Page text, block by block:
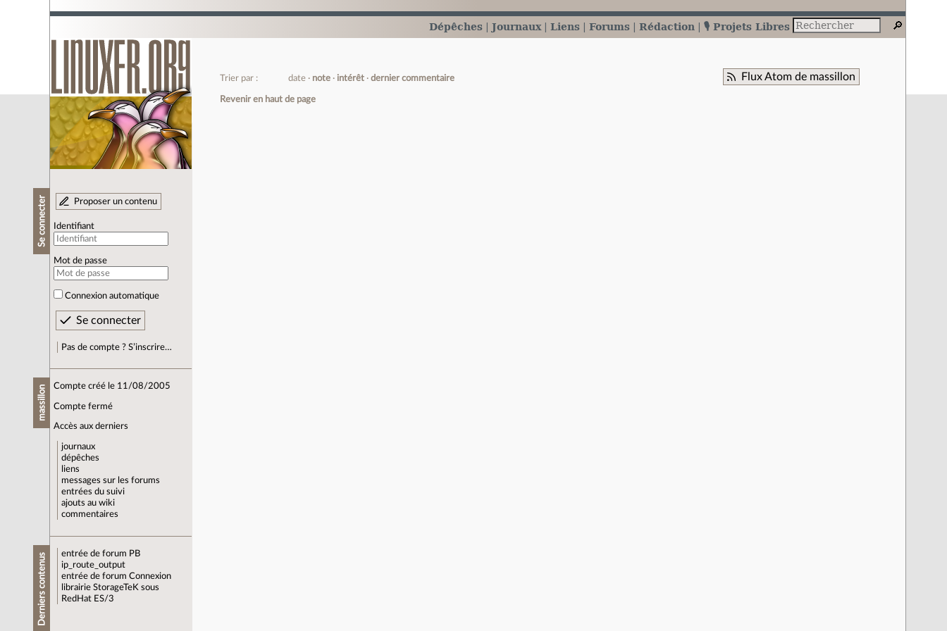
Dépêches Journaux Liens Forums Rédaction 🎙️ Projets Libres
Se connecter Proposer un contenu
Identifiant
Mot de passe
Connexion automatique
Pas de compte ? S’inscrire…
massillon Compte créé le 11/08/2005
Compte fermé
Accès aux derniers
journaux
dépêches
liens
messages sur les forums
entrées du suivi
ajouts au wiki
commentaires
Derniers contenus entrée de forum PB
ip_route_output
entrée de forum Connexion
librairie StorageTeK sous
RedHat ES/3
Flux Atom de massillon
Trier par : date note intérêt dernier commentaire
Revenir en haut de page